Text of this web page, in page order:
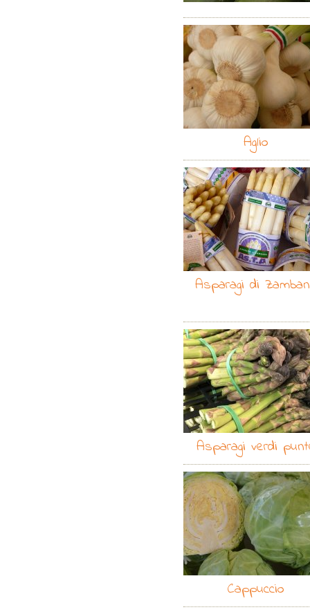
Aglio
Asparagi di
Asparagi verdi
Cappuccio